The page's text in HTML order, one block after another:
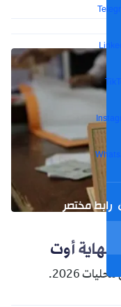
رابط مختصر
نهاية أوت
2026.